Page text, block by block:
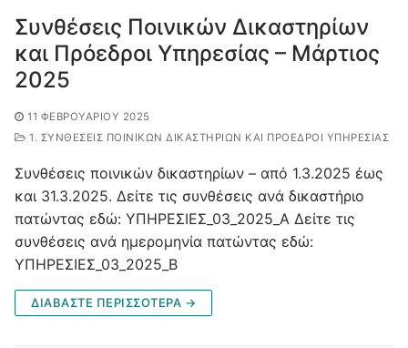
Συνθέσεις Ποινικών Δικαστηρίων
και Πρόεδροι Υπηρεσίας – Μάρτιος
2025
11 ΦΕΒΡΟΥΑΡΊΟΥ 2025
1. ΣΥΝΘΈΣΕΙΣ ΠΟΙΝΙΚΏΝ ΔΙΚΑΣΤΗΡΊΩΝ ΚΑΙ ΠΡΌΕΔΡΟΙ ΥΠΗΡΕΣΊΑΣ
Συνθέσεις ποινικών δικαστηρίων – από 1.3.2025 έως
και 31.3.2025. Δείτε τις συνθέσεις ανά δικαστήριο
πατώντας εδώ: ΥΠΗΡΕΣΙΕΣ_03_2025_Α Δείτε τις
συνθέσεις ανά ημερομηνία πατώντας εδώ:
ΥΠΗΡΕΣΙΕΣ_03_2025_Β
ΔΙΑΒΑΣΤΕ ΠΕΡΙΣΣΟΤΕΡΑ →